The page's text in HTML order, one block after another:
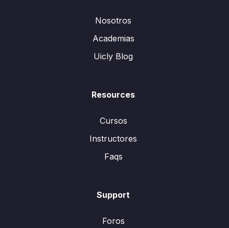
Nosotros
Academias
Uicly Blog
Resources
Cursos
Instructores
Faqs
Support
Foros